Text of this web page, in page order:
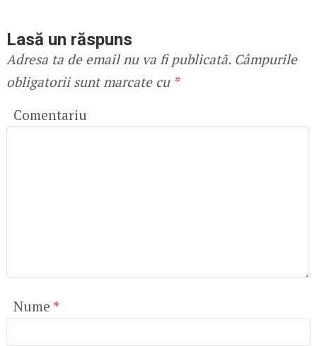
Lasă un răspuns
Adresa ta de email nu va fi publicată.Câmpurile
obligatorii sunt marcate cu *
Comentariu
Nume *